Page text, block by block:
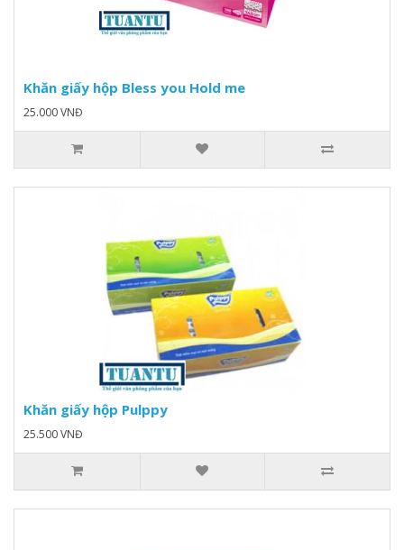
Khăn giấy hộp Bless you Hold me
25.000 VNĐ
Khăn giấy hộp Pulppy
25.500 VNĐ